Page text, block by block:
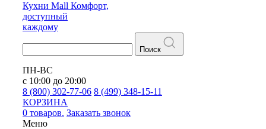
Кухни Mall Комфорт,
доступный
каждому
Поиск
ПН-ВС
с 10:00 до 20:00
8 (800) 302-77-06 8 (499) 348-15-11
КОРЗИНА
0 товаров. Заказать звонок
Меню